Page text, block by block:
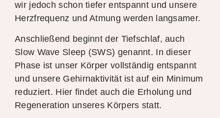
wir jedoch schon tiefer entspannt und unsere
Herzfrequenz und Atmung werden langsamer.
Anschließend beginnt der Tiefschlaf, auch
Slow Wave Sleep (SWS) genannt. In dieser
Phase ist unser Körper vollständig entspannt
und unsere Gehirnaktivität ist auf ein Minimum
reduziert. Hier findet auch die Erholung und
Regeneration unseres Körpers statt.